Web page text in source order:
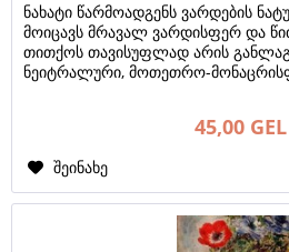
ნახატი წარმოადგენს ვარდების
მოიცავს მრავალ ვარდისფერ და
თითქოს თავისუფლად არის
ნეიტრალური, მოთეთრო-
45,00
შეინახე